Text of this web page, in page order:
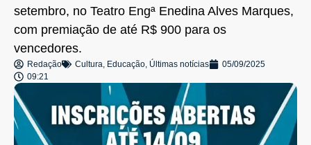
setembro, no Teatro Engª Enedina Alves Marques,
com premiação de até R$ 900 para os
vencedores.
Redação Cultura, Educação, Últimas notícias
05/09/2025
09:21